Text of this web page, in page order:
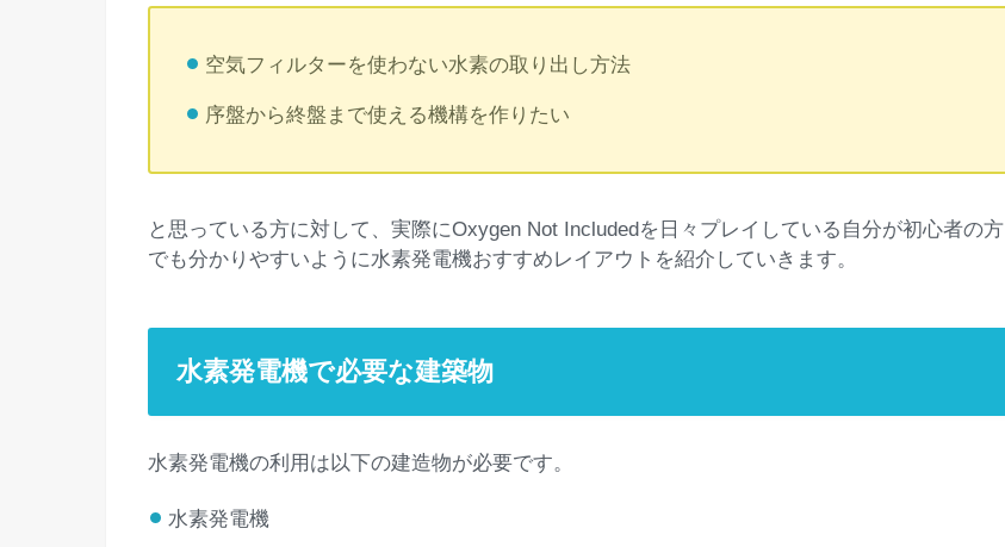
空気フィルターを使わない水素の取り出し方法
序盤から終盤まで使える機構を作りたい
と思っている方に対して、実際にOxygen Not Includedを日々プレイしている自分が初心者の方
でも分かりやすいように水素発電機おすすめレイアウトを紹介していきます。
水素発電機で必要な建築物
水素発電機の利用は以下の建造物が必要です。
水素発電機